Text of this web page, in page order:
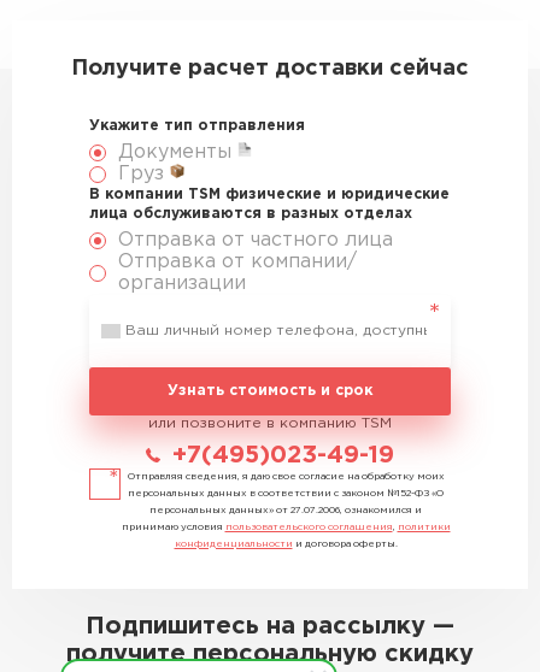
Получите расчет доставки сейчас
Укажите тип отправления
Документы
Груз
В компании TSM физические и юридические
лица обслуживаются в разных отделах
Отправка от частного лица
Отправка от компании/
организации
Узнать стоимость и срок
или позвоните в компанию TSM
+7(495)023-49-19
Отправляя сведения, я даю свое согласие на обработку моих
персональных данных в соответствии с законом №152-ФЗ «О
персональных данных» от 27.07.2006, ознакомился и
принимаю условия пользовательского соглашения
политики
конфиденциальности и договора оферты.
Подпишитесь на рассылку —
получите персональную скидку